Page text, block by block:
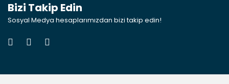
Bizi Takip Edin
Sosyal Medya hesaplarımızdan bizi takip edin!